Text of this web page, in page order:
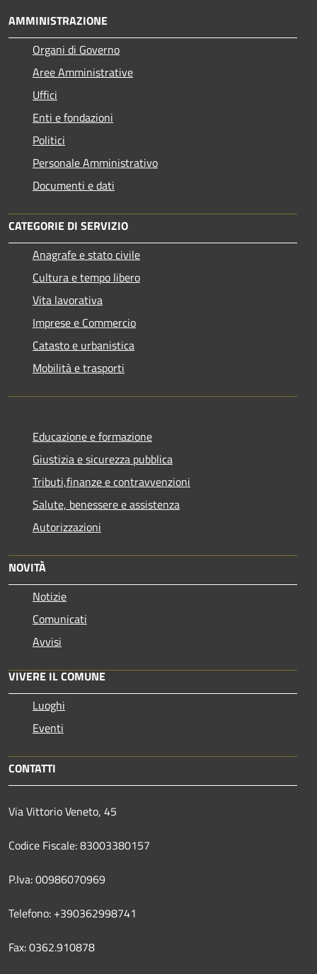
AMMINISTRAZIONE
Organi di Governo
Aree Amministrative
Uffici
Enti e fondazioni
Politici
Personale Amministrativo
Documenti e dati
CATEGORIE DI SERVIZIO
Anagrafe e stato civile
Cultura e tempo libero
Vita lavorativa
Imprese e Commercio
Catasto e urbanistica
Mobilità e trasporti
Educazione e formazione
Giustizia e sicurezza pubblica
Tributi,finanze e contravvenzioni
Salute, benessere e assistenza
Autorizzazioni
NOVITÀ
Notizie
Comunicati
Avvisi
VIVERE IL COMUNE
Luoghi
Eventi
CONTATTI
Via Vittorio Veneto, 45
Codice Fiscale: 83003380157
P.Iva: 00986070969
Telefono: +390362998741
Fax: 0362.910878